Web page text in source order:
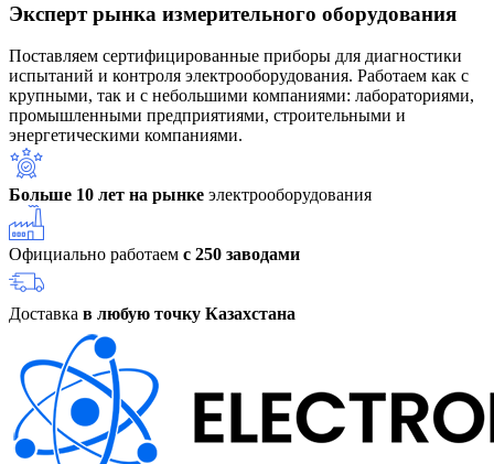
Эксперт рынка измерительного оборудования
Поставляем сертифицированные приборы для диагностики
испытаний и контроля электрооборудования. Работаем как с
крупными, так и с небольшими компаниями: лабораториями,
промышленными предприятиями, строительными и
энергетическими компаниями.
Больше 10 лет на рынке электрооборудования
Официально работаем с 250 заводами
Доставка в любую точку Казахстана